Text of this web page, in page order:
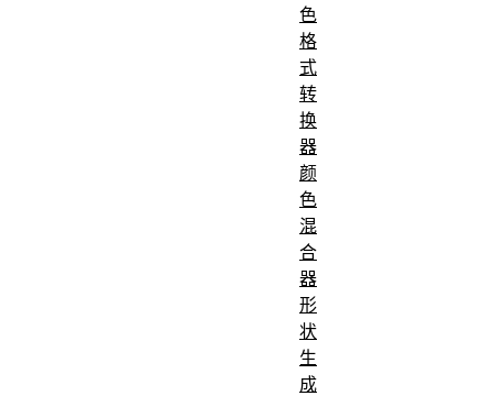
色
格
式
转
换
器
颜
色
混
合
器
形
状
生
成